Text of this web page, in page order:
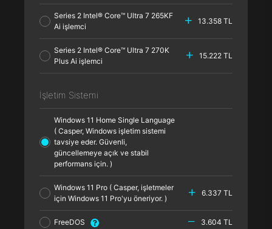
Series 2 Intel® Core™ Ultra 7 265KF
Ai işlemci
13.358 TL
Series 2 Intel® Core™ Ultra 7 270K
Plus Ai işlemci
15.222 TL
İşletim Sistemi
Windows 11 Home Single Language
( Casper, Windows işletim sistemi
tavsiye eder. Güvenli,
güncellemeye açık ve stabil
performans için. )
Windows 11 Pro ( Casper, işletmeler
için Windows 11 Pro'yu öneriyor. )
6.337 TL
FreeDOS 3.604 TL